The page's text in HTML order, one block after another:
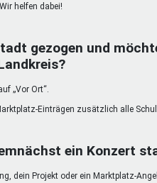
helfen dabei!
gezogen und
„Vor Ort“.
Einträgen zusätzlich alle
ein Konzert
dein Projekt oder ein Marktplatz-